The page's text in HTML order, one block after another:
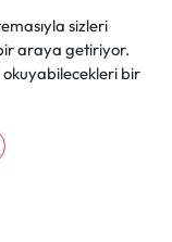
sizleri
araya getiriyor.
bir